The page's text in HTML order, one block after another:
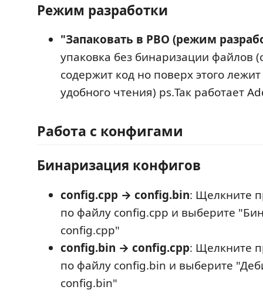
Режим разработки
"Запаковать в PBO (режим
упаковка без бинаризации файлов
содержит код но поверх этого
удобного чтения) ps.Так работает
Работа с конфигами
Бинаризация конфигов
config.cpp → config.bin: Щелкните
по файлу config.cpp и выберите
config.cpp"
config.bin → config.cpp: Щелкните
по файлу config.bin и выберите
config.bin"